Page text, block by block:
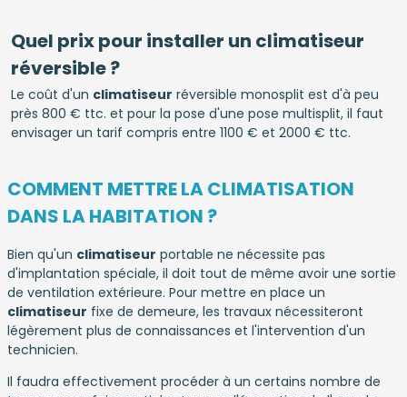
Quel prix pour installer un climatiseur
réversible ?
Le coût d'un climatiseur réversible monosplit est d'à peu
près 800 € ttc. et pour la pose d'une pose multisplit, il faut
envisager un tarif compris entre 1100 € et 2000 € ttc.
COMMENT METTRE LA CLIMATISATION
DANS LA HABITATION ?
Bien qu'un climatiseur portable ne nécessite pas
d'implantation spéciale, il doit tout de même avoir une sortie
de ventilation extérieure. Pour mettre en place un
climatiseur fixe de demeure, les travaux nécessiteront
légèrement plus de connaissances et l'intervention d'un
technicien.
Il faudra effectivement procéder à un certains nombre de